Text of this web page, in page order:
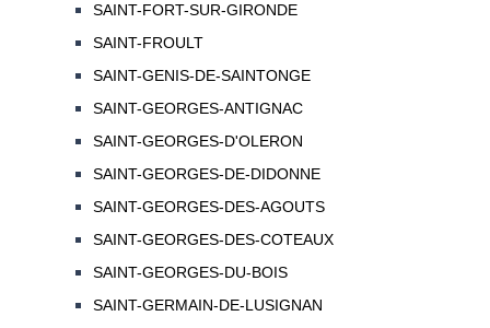
SAINT-FORT-SUR-GIRONDE
SAINT-FROULT
SAINT-GENIS-DE-SAINTONGE
SAINT-GEORGES-ANTIGNAC
SAINT-GEORGES-D'OLERON
SAINT-GEORGES-DE-DIDONNE
SAINT-GEORGES-DES-AGOUTS
SAINT-GEORGES-DES-COTEAUX
SAINT-GEORGES-DU-BOIS
SAINT-GERMAIN-DE-LUSIGNAN